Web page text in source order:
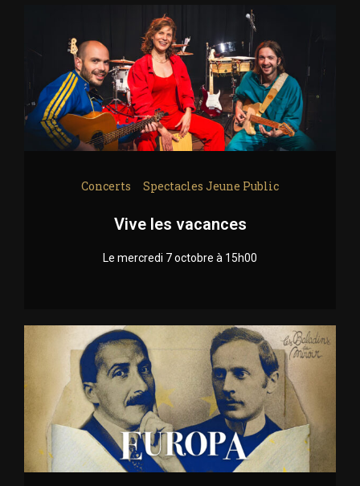
Concerts Spectacles Jeune Public
Vive les vacances
Le mercredi 7 octobre à 15h00